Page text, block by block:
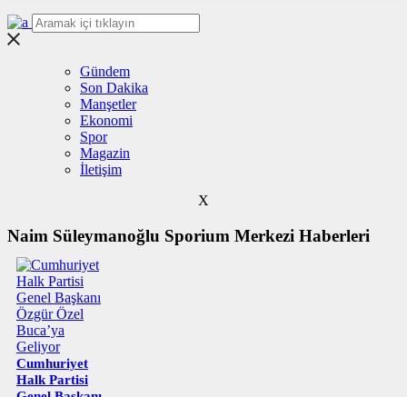
Gündem
Son Dakika
Manşetler
Ekonomi
Spor
Magazin
İletişim
X
Naim Süleymanoğlu Sporium Merkezi Haberleri
Cumhuriyet
Halk Partisi